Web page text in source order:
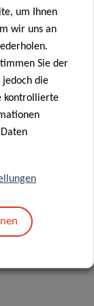
Sie
um Ihnen
wir uns an
Sie der
jedoch die
kontrollierte